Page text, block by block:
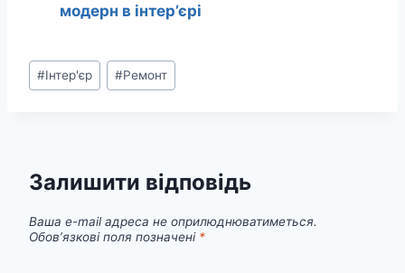
модерн в інтер’єрі
Позначки
запису:
#Інтер'єр #Ремонт
Залишити відповідь
Ваша e-mail адреса не оприлюднюватиметься.
Обов’язкові поля позначені *